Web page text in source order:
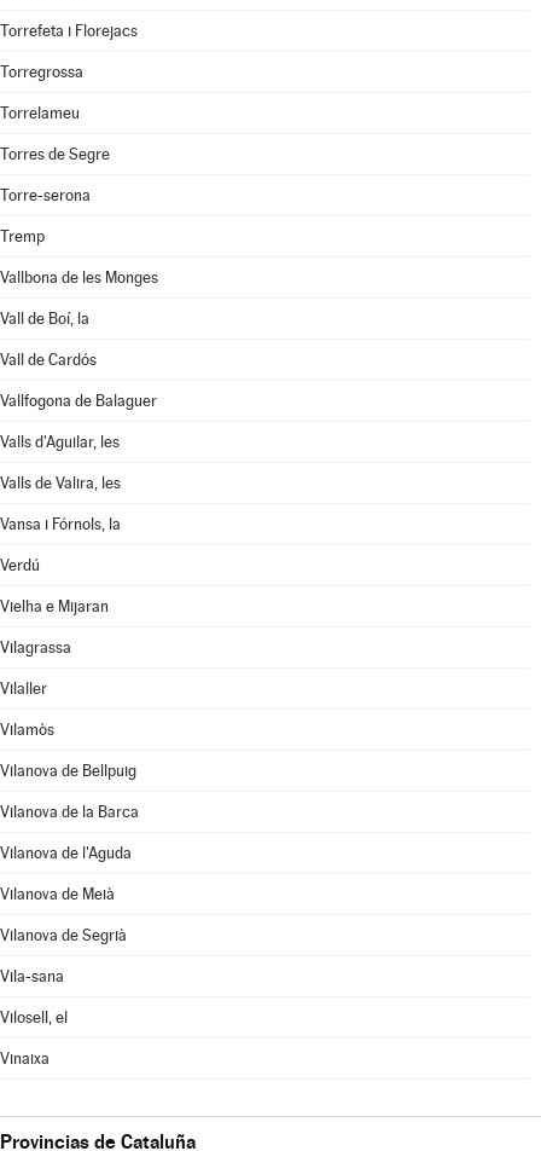
Torrefeta i Florejacs
Torregrossa
Torrelameu
Torres de Segre
Torre-serona
Tremp
Vallbona de les Monges
Vall de Boí, la
Vall de Cardós
Vallfogona de Balaguer
Valls d'Aguilar, les
Valls de Valira, les
Vansa i Fórnols, la
Verdú
Vielha e Mijaran
Vilagrassa
Vilaller
Vilamòs
Vilanova de Bellpuig
Vilanova de la Barca
Vilanova de l'Aguda
Vilanova de Meià
Vilanova de Segrià
Vila-sana
Vilosell, el
Vinaixa
Provincias de Cataluña